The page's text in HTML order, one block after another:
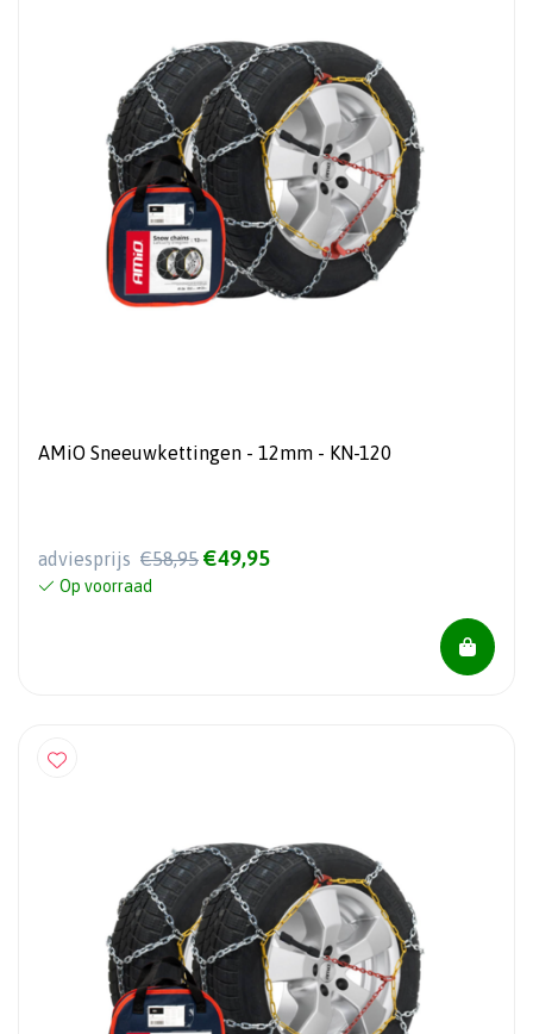
AMiO Sneeuwkettingen - 12mm - KN-120
adviesprijs €58,95 €49,95
Op voorraad